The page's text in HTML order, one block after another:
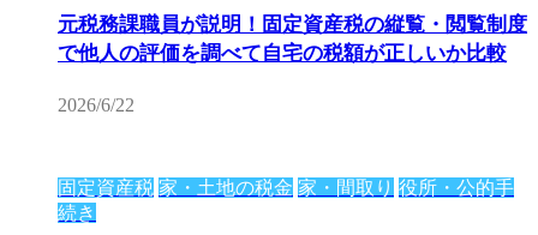
元税務課職員が説明！固定資産税の縦覧・閲覧制度
で他人の評価を調べて自宅の税額が正しいか比較
2026/6/22
固定資産税 家・土地の税金 家・間取り 役所・公的手
続き